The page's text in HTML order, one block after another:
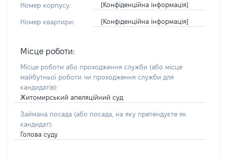
Номер корпусу: [Конфіденційна інформація]
Номер квартири: [Конфіденційна інформація]
Місце роботи:
Місце роботи або проходження служби (або місце
майбутньої роботи чи проходження служби для
кандидатів):
Житомирський апеляційний суд
Займана посада (або посада, на яку претендуєте як
кандидат):
Голова суду